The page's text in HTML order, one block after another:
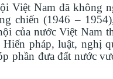
Việt Nam đã không
chiến (1946 –
của nước Việt Nam
Hiến pháp, luật, nghị
phần đưa đất nước